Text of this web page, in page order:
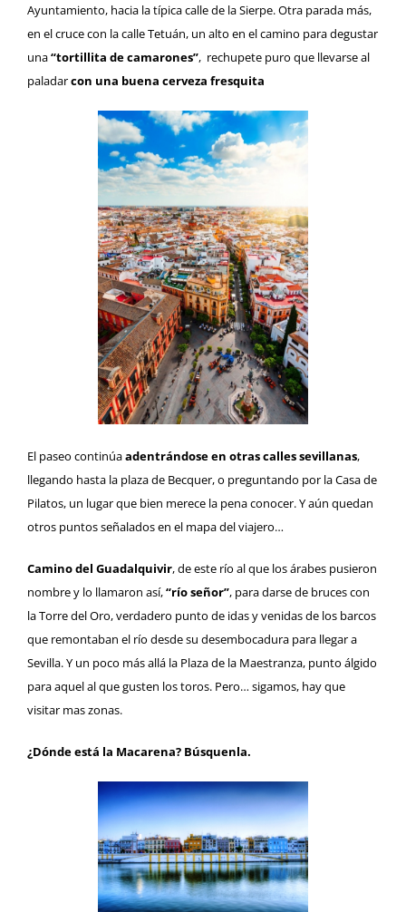
Ayuntamiento, hacia la típica calle de la Sierpe. Otra parada más,
en el cruce con la calle Tetuán, un alto en el camino para degustar
una“tortillita de camarones”, rechupete puro que llevarse al
paladarcon una buena cerveza fresquita
El paseo continúaadentrándose en otras calles sevillanas,
llegando hasta la plaza de Becquer, o preguntando por laCasa de
Pilatos, un lugar que bien merece la pena conocer. Y aún quedan
otros puntos señalados en el mapa del viajero…
Camino del Guadalquivir, de este río al que los árabes pusieron
nombre y lo llamaron así,“río señor”, para darse de bruces con
laTorre del Oro, verdadero punto de idas y venidas de los barcos
que remontaban el río desde su desembocadura para llegar a
Sevilla. Y un poco más allá la Plaza de la Maestranza, punto álgido
para aquel al que gusten los toros. Pero… sigamos, hay que
visitar mas zonas.
¿Dónde está la Macarena? Búsquenla.